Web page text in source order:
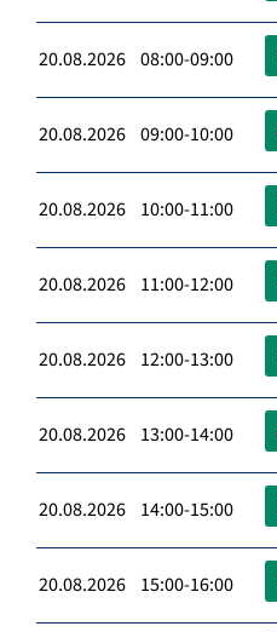
20.08.2026 08:00-09:00
20.08.2026 09:00-10:00
20.08.2026 10:00-11:00
20.08.2026 11:00-12:00
20.08.2026 12:00-13:00
20.08.2026 13:00-14:00
20.08.2026 14:00-15:00
20.08.2026 15:00-16:00